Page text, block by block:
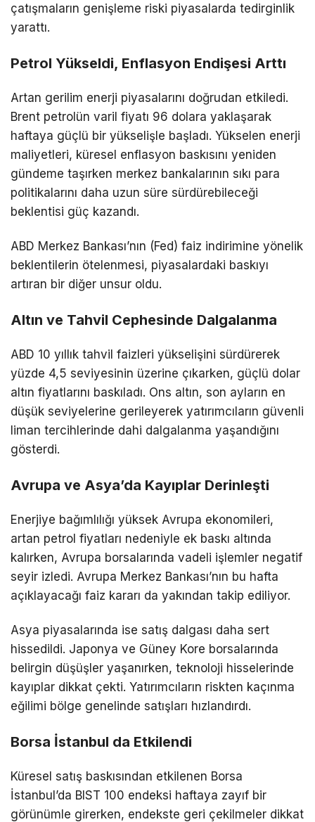
çatışmaların genişleme riski piyasalarda tedirginlik
yarattı.
Petrol Yükseldi, Enflasyon Endişesi Arttı
Artan gerilim enerji piyasalarını doğrudan etkiledi.
Brent petrolün varil fiyatı 96 dolara yaklaşarak
haftaya güçlü bir yükselişle başladı. Yükselen enerji
maliyetleri, küresel enflasyon baskısını yeniden
gündeme taşırken merkez bankalarının sıkı para
politikalarını daha uzun süre sürdürebileceği
beklentisi güç kazandı.
ABD Merkez Bankası’nın (Fed) faiz indirimine yönelik
beklentilerin ötelenmesi, piyasalardaki baskıyı
artıran bir diğer unsur oldu.
Altın ve Tahvil Cephesinde Dalgalanma
ABD 10 yıllık tahvil faizleri yükselişini sürdürerek
yüzde 4,5 seviyesinin üzerine çıkarken, güçlü dolar
altın fiyatlarını baskıladı. Ons altın, son ayların en
düşük seviyelerine gerileyerek yatırımcıların güvenli
liman tercihlerinde dahi dalgalanma yaşandığını
gösterdi.
Avrupa ve Asya’da Kayıplar Derinleşti
Enerjiye bağımlılığı yüksek Avrupa ekonomileri,
artan petrol fiyatları nedeniyle ek baskı altında
kalırken, Avrupa borsalarında vadeli işlemler negatif
seyir izledi. Avrupa Merkez Bankası’nın bu hafta
açıklayacağı faiz kararı da yakından takip ediliyor.
Asya piyasalarında ise satış dalgası daha sert
hissedildi. Japonya ve Güney Kore borsalarında
belirgin düşüşler yaşanırken, teknoloji hisselerinde
kayıplar dikkat çekti. Yatırımcıların riskten kaçınma
eğilimi bölge genelinde satışları hızlandırdı.
Borsa İstanbul da Etkilendi
Küresel satış baskısından etkilenen Borsa
İstanbul’da BIST 100 endeksi haftaya zayıf bir
görünümle girerken, endekste geri çekilmeler dikkat